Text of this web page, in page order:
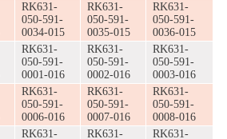
RK631-
050-591-
0034-015
RK631-
050-591-
0035-015
RK631-
050-591-
0036-015
RK631-
050-591-
0001-016
RK631-
050-591-
0002-016
RK631-
050-591-
0003-016
RK631-
050-591-
0006-016
RK631-
050-591-
0007-016
RK631-
050-591-
0008-016
RK631- RK631- RK631-